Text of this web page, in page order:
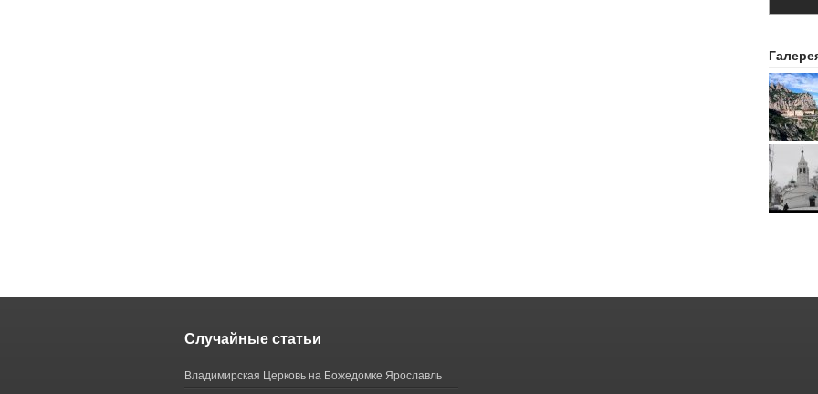
Случайные статьи
Владимирская Церковь на Божедомке Ярославль